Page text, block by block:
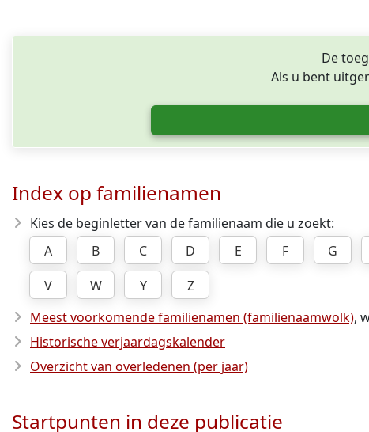
De
Als u bent
Index op familienamen
Kies de beginletter van de familienaam die u zoekt:
A
B C D E F G
V
W Y
Z
Meest voorkomende familienamen (familienaamwolk),
Historische verjaardagskalender
Overzicht van overledenen (per jaar)
Startpunten in deze publicatie